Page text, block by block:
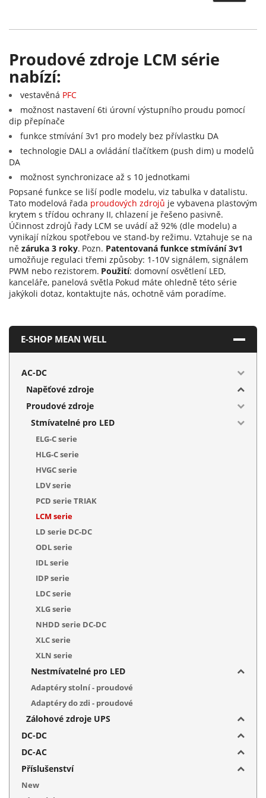
Proudové zdroje LCM série
nabízí:
vestavěná PFC
možnost nastavení 6ti úrovní výstupního proudu pomocí
dip přepínače
funkce stmívání 3v1 pro modely bez přívlastku DA
technologie DALI a ovládání tlačítkem (push dim) u modelů
DA
možnost synchronizace až s 10 jednotkami
Popsané funkce se liší podle modelu, viz tabulka v datalistu.
Tato modelová řada proudových zdrojů je vybavena plastovým
krytem s třídou ochrany II, chlazení je řešeno pasivně.
Účinnost zdrojů řady LCM se uvádí až 92% (dle modelu) a
vynikají nízkou spotřebou ve stand-by režimu. Vztahuje se na
ně záruka 3 roky. Pozn. Patentovaná funkce stmívání 3v1
umožňuje regulaci třemi způsoby: 1-10V signálem, signálem
PWM nebo rezistorem. Použití: domovní osvětlení LED,
kanceláře, panelová světla Pokud máte ohledně této série
jakýkoli dotaz, kontaktujte nás, ochotně vám poradíme.
E-SHOP MEAN WELL
AC-DC
Napěťové zdroje
Proudové zdroje
Stmívatelné pro LED
ELG-C serie
HLG-C serie
HVGC serie
LDV serie
PCD serie TRIAK
LCM serie
LD serie DC-DC
ODL serie
IDL serie
IDP serie
LDC serie
XLG serie
NHDD serie DC-DC
XLC serie
XLN serie
Nestmívatelné pro LED
Adaptéry stolní - proudové
Adaptéry do zdi - proudové
Zálohové zdroje UPS
DC-DC
DC-AC
Příslušenství
New